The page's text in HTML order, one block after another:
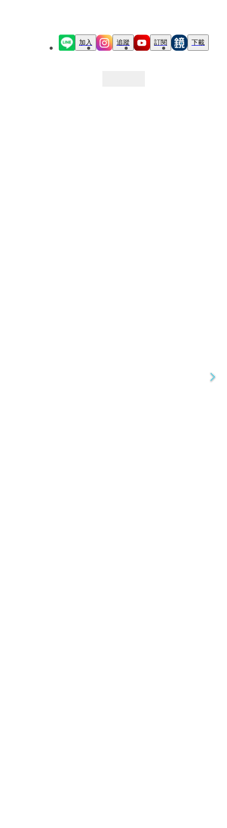
加入 追蹤 訂閱 下載